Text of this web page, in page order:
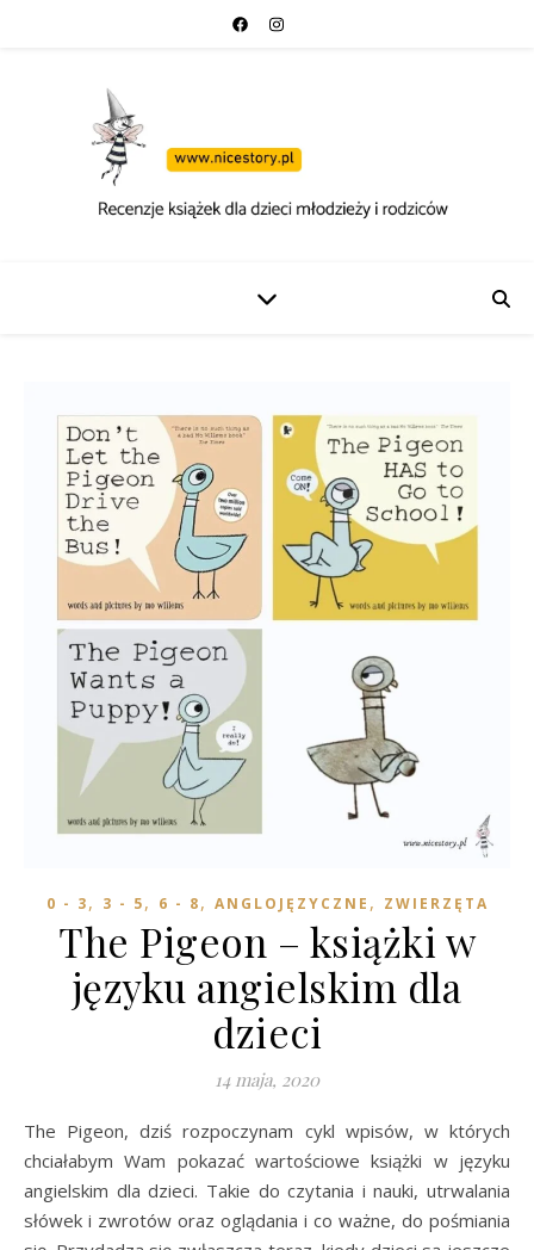
0 - 3, 3 - 5, 6 - 8, ANGLOJĘZYCZNE , ZWIERZĘTA
The Pigeon – książki w
języku angielskim dla
dzieci
14 maja, 2020
The Pigeon, dziś rozpoczynam cykl wpisów, w których
chciałabym Wam pokazać wartościowe książki w języku
angielskim dla dzieci. Takie do czytania i nauki, utrwalania
słówek i zwrotów oraz oglądania i co ważne, do pośmiania